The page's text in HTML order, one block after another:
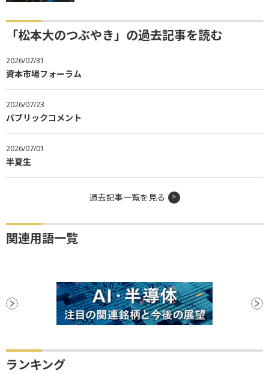
「松本大のつぶやき」の過去記事を読む
2026/07/31
資本市場フォーラム
2026/07/23
パブリックコメント
2026/07/01
半夏生
過去記事一覧を見る
関連用語一覧
ランキング